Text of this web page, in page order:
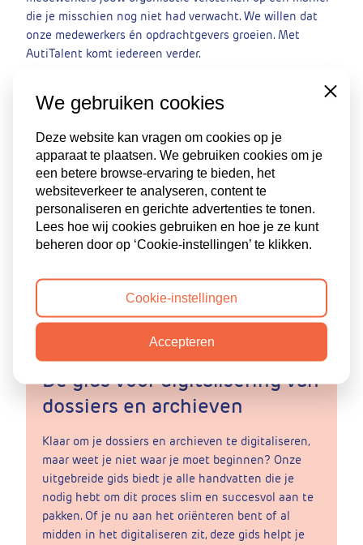
die je misschien nog niet had verwacht. We willen dat
onze medewerkers én opdrachtgevers groeien. Met
AutiTalent komt iedereen verder.
neurodiversiteit kan zijn voor jouw bedrijf. Heb je vragen
je graag verder!
Deel dit verhaal:
Ook interessant
Dé gids voor digitalisering van
dossiers en archieven
Klaar om je dossiers en archieven te digitaliseren,
maar weet je niet waar je moet beginnen? Onze
uitgebreide gids biedt je alle handvatten die je
nodig hebt om dit proces slim en succesvol aan te
pakken. Of je nu aan het oriënteren bent of al
midden in het digitaliseren zit, deze gids helpt je
We gebruiken cookies
Deze website kan vragen om cookies op je
apparaat te plaatsen. We gebruiken cookies om je
een betere browse-ervaring te bieden, het
websiteverkeer te analyseren, content te
personaliseren en gerichte advertenties te tonen.
Lees hoe wij cookies gebruiken en hoe je ze kunt
beheren door op ‘Cookie-instellingen’ te klikken.
Close
Cookie-instellingen
Accepteren